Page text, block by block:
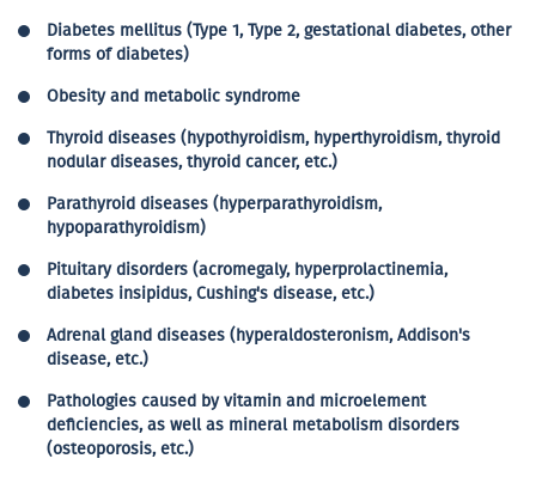
Diabetes mellitus (Type 1, Type 2, gestational diabetes, other
forms of diabetes)
Obesity and metabolic syndrome
Thyroid diseases (hypothyroidism, hyperthyroidism, thyroid
nodular diseases, thyroid cancer, etc.)
Parathyroid diseases (hyperparathyroidism,
hypoparathyroidism)
Pituitary disorders (acromegaly, hyperprolactinemia,
diabetes insipidus, Cushing's disease, etc.)
Adrenal gland diseases (hyperaldosteronism, Addison's
disease, etc.)
Pathologies caused by vitamin and microelement
deficiencies, as well as mineral metabolism disorders
(osteoporosis, etc.)